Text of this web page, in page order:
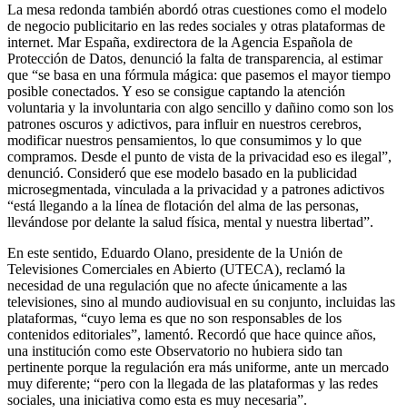
La mesa redonda también abordó otras cuestiones como el modelo
de negocio publicitario en las redes sociales y otras plataformas de
internet. Mar España, exdirectora de la Agencia Española de
Protección de Datos, denunció la falta de transparencia, al estimar
que “se basa en una fórmula mágica: que pasemos el mayor tiempo
posible conectados. Y eso se consigue captando la atención
voluntaria y la involuntaria con algo sencillo y dañino como son los
patrones oscuros y adictivos, para influir en nuestros cerebros,
modificar nuestros pensamientos, lo que consumimos y lo que
compramos. Desde el punto de vista de la privacidad eso es ilegal”,
denunció. Consideró que ese modelo basado en la publicidad
microsegmentada, vinculada a la privacidad y a patrones adictivos
“está llegando a la línea de flotación del alma de las personas,
llevándose por delante la salud física, mental y nuestra libertad”.
En este sentido, Eduardo Olano, presidente de la Unión de
Televisiones Comerciales en Abierto (UTECA), reclamó la
necesidad de una regulación que no afecte únicamente a las
televisiones, sino al mundo audiovisual en su conjunto, incluidas las
plataformas, “cuyo lema es que no son responsables de los
contenidos editoriales”, lamentó. Recordó que hace quince años,
una institución como este Observatorio no hubiera sido tan
pertinente porque la regulación era más uniforme, ante un mercado
muy diferente; “pero con la llegada de las plataformas y las redes
sociales, una iniciativa como esta es muy necesaria”.